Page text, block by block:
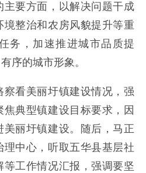
要方面，以解决问题干成
整治和农房风貌提升等重
务，加速推进城市品质提
序的城市形象。
看美丽圩镇建设情况，强
典型镇建设目标要求，因
丽圩镇建设。随后，马正
理中心，听取五华县基层社
工作情况汇报，强调要坚